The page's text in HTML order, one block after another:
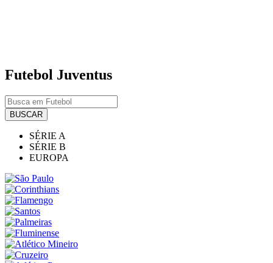
Futebol Juventus
BUSCAR
SÉRIE A
SÉRIE B
EUROPA